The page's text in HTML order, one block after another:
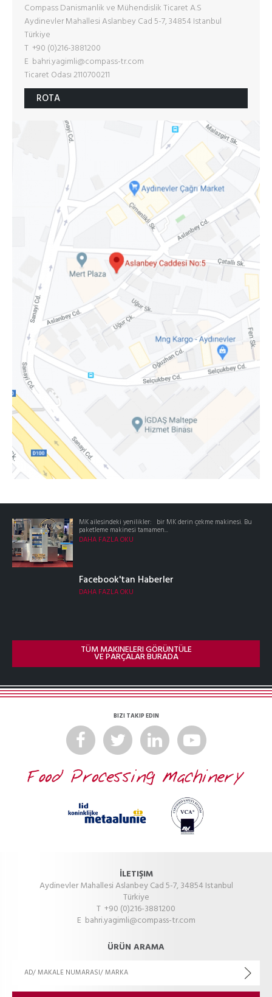
Compass Danismanlik ve Mühendislik Ticaret A.S
Aydinevler Mahallesi Aslanbey Cad 5-7, 34854 Istanbul
Türkiye
T +90 (0)216-3881200
E bahri.yagimli@compass-tr.com
Ticaret Odası 2110700211
ROTA
MK ailesindeki yenilikler: bir MK derin çekme makinesi. Bu
paketleme makinesi tamamen...
DAHA FAZLA OKU
Facebook'tan Haberler
DAHA FAZLA OKU
TÜM MAKINELERI GÖRÜNTÜLE
VE PARÇALAR BURADA
BIZI TAKIP EDIN
İLETIŞIM
Aydinevler Mahallesi Aslanbey Cad 5-7, 34854 Istanbul
Türkiye
T +90 (0)216-3881200
E bahri.yagimli@compass-tr.com
ÜRÜN ARAMA